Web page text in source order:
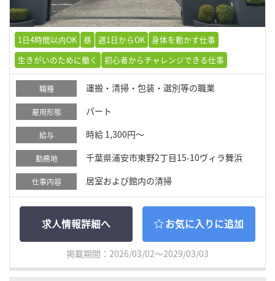
1日4時間以内OK 昼 週1日からOK 身体を動かす仕事
生きがいのために働く
初心者からチャレンジできる仕事
職種 運搬・清掃・包装・選別等の職業
雇用形態 パート
給与 時給 1,300円～
勤務地 千葉県浦安市東野2丁目15-10ヴィラ舞浜
仕事内容 居室および館内の清掃
求人情報詳細へ お気に入りに追加
掲載期間：2026/03/02～2029/03/03